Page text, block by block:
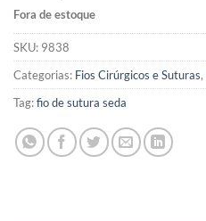
Fora de estoque
SKU: 9838
Categorias: Fios Cirúrgicos e Suturas,
Tag:fio de sutura seda